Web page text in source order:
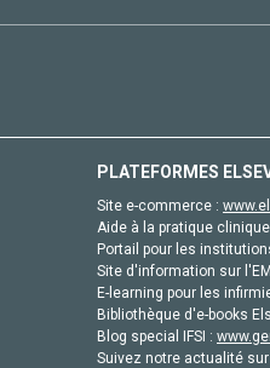
PLATEFORMES
Site e-commerce :
Aide à la pratique
Portail pour les
Site d'information sur
E-learning pour les
Bibliothèque d'e-books
Blog special IFSI :
Suivez notre actualité